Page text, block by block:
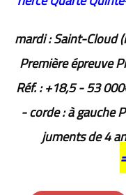
mardi : Saint-Cloud
Première épreuve
Réf. : +18,5 - 53
- corde : à gauche
juments de 4